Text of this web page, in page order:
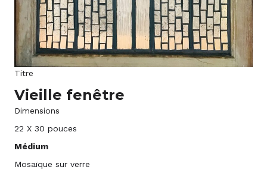
Titre
Vieille fenêtre
Dimensions
22 X 30 pouces
Médium
Mosaïque sur verre